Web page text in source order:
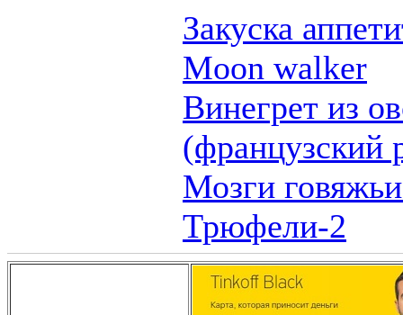
Закуска
Moon walker
Винегрет из
(французский
Мозги
Трюфели-2